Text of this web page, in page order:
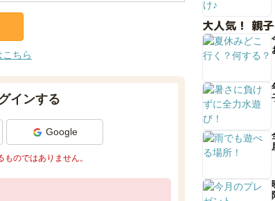
ちら
インする
Google
のではありません。
大人気！ 親